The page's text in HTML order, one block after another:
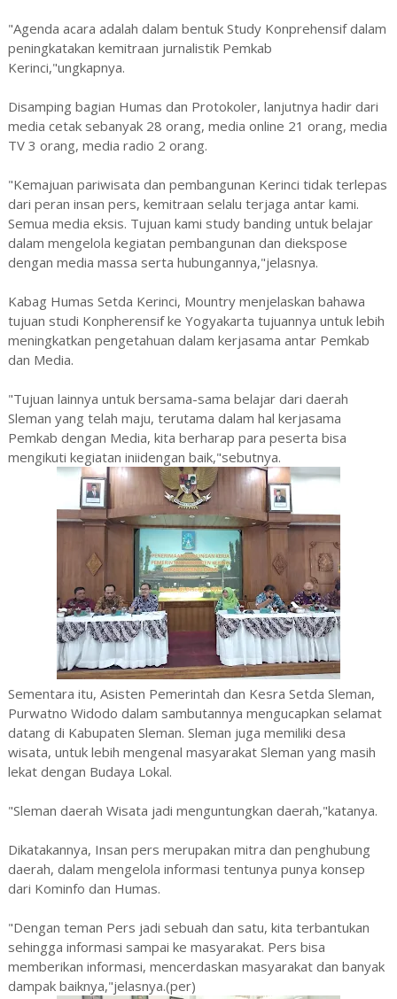
"Agenda acara adalah dalam bentuk Study Konprehensif dalam
peningkatakan kemitraan jurnalistik Pemkab
Kerinci,"ungkapnya.
Disamping bagian Humas dan Protokoler, lanjutnya hadir dari
media cetak sebanyak 28 orang, media online 21 orang, media
TV 3 orang, media radio 2 orang.
"Kemajuan pariwisata dan pembangunan Kerinci tidak terlepas
dari peran insan pers, kemitraan selalu terjaga antar kami.
Semua media eksis. Tujuan kami study banding untuk belajar
dalam mengelola kegiatan pembangunan dan diekspose
dengan media massa serta hubungannya,"jelasnya.
Kabag Humas Setda Kerinci, Mountry menjelaskan bahawa
tujuan studi Konpherensif ke Yogyakarta tujuannya untuk lebih
meningkatkan pengetahuan dalam kerjasama antar Pemkab
dan Media.
"Tujuan lainnya untuk bersama-sama belajar dari daerah
Sleman yang telah maju, terutama dalam hal kerjasama
Pemkab dengan Media, kita berharap para peserta bisa
mengikuti kegiatan iniidengan baik,"sebutnya.
Sementara itu, Asisten Pemerintah dan Kesra Setda Sleman,
Purwatno Widodo dalam sambutannya mengucapkan selamat
datang di Kabupaten Sleman. Sleman juga memiliki desa
wisata, untuk lebih mengenal masyarakat Sleman yang masih
lekat dengan Budaya Lokal.
"Sleman daerah Wisata jadi menguntungkan daerah,"katanya.
Dikatakannya, Insan pers merupakan mitra dan penghubung
daerah, dalam mengelola informasi tentunya punya konsep
dari Kominfo dan Humas.
"Dengan teman Pers jadi sebuah dan satu, kita terbantukan
sehingga informasi sampai ke masyarakat. Pers bisa
memberikan informasi, mencerdaskan masyarakat dan banyak
dampak baiknya,"jelasnya.(per)